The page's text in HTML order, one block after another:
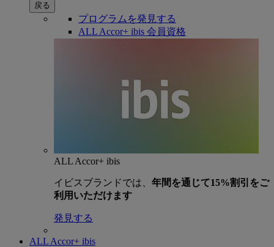
戻る
プログラムを発見する
ALL Accor+ ibis 会員資格
ALL Accor+ ibis
イビスブランドでは、 年間を通じて15%割引をご
利用いただけます
発見する
ALL Accor+ ibis